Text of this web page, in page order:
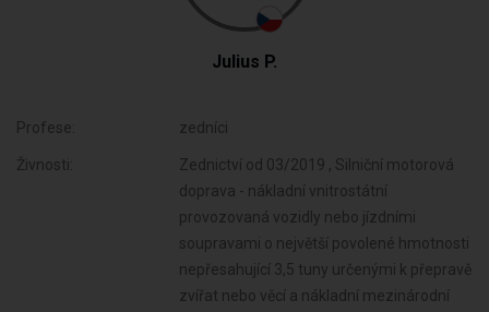
Julius P.
Profese: zedníci
Živnosti:
Zednictví od 03/2019 , Silniční motorová
doprava - nákladní vnitrostátní
provozovaná vozidly nebo jízdními
soupravami o největší povolené hmotnosti
nepřesahující 3,5 tuny určenými k přepravě
zvířat nebo věcí a nákladní mezinárodní